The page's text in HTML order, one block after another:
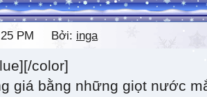
PM Bởi: inga
color]
giá bằng những giọt nước